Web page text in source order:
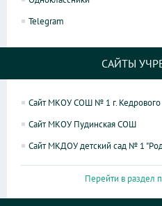
Telegram
САЙТЫ
Сайт МКОУ СОШ № 1 г. Кедрового
Сайт МКОУ Пудинская СОШ
Сайт МКДОУ детский сад № 1
Перейти в раздел